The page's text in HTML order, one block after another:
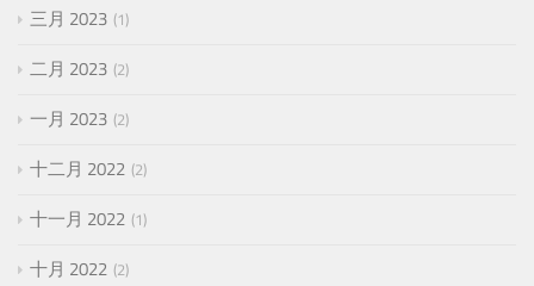
三月 2023 1
二月 2023 2
一月 2023 2
十二月 2022 2
十一月 2022 1
十月 2022 2